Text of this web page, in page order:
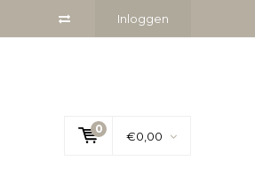
Inloggen
0
€0,00